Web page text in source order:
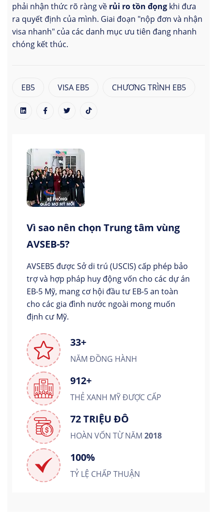
phải nhận thức rõ ràng về rủi ro tồn đọng khi đưa
ra quyết định của mình. Giai đoạn "nộp đơn và nhận
visa nhanh" của các danh mục ưu tiên đang nhanh
chóng kết thúc.
EB5 VISA EB5 CHƯƠNG TRÌNH EB5
Vì sao nên chọn Trung tâm vùng
AVSEB-5?
AVSEB5 được Sở di trú (USCIS) cấp phép bảo
trợ và hợp pháp huy động vốn cho các dự án
EB-5 Mỹ, mang cơ hội đầu tư EB-5 an toàn
cho các gia đình nước ngoài mong muốn
định cư Mỹ.
33+
NĂM ĐỒNG HÀNH
912+
THẺ XANH MỸ ĐƯỢC CẤP
72 TRIỆU ĐÔ
HOÀN VỐN TỪ NĂM 2018
100%
TỶ LỆ CHẤP THUẬN